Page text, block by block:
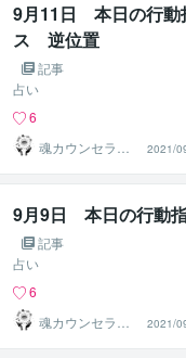
9月11日 本日の行
ス 逆位置
記事
占い
6
魂カウンセラー
✨ あきほ（aki
ho）
2021/
9月9日 本日の行
記事
占い
6
魂カウンセラー
✨ あきほ（aki
ho）
2021/